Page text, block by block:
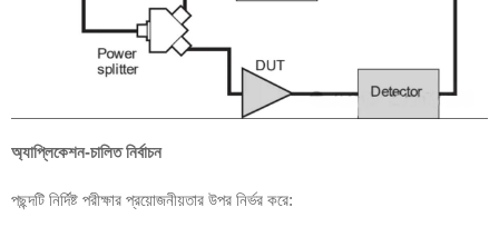
অ্যাপ্লিকেশন-চালিত নির্বাচন
পছন্দটি নির্দিষ্ট পরীক্ষার প্রয়োজনীয়তার উপর নির্ভর করে: